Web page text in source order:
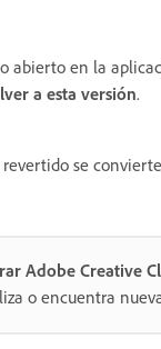
abierto en la
a esta versión.
se
Adobe Creative
o encuentra